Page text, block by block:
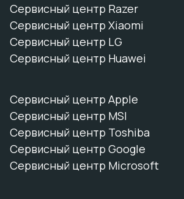
Сервисный центр Razer
Сервисный центр Xiaomi
Сервисный центр LG
Сервисный центр Huawei
Сервисный центр Apple
Сервисный центр MSI
Сервисный центр Toshiba
Сервисный центр Google
Сервисный центр Microsoft